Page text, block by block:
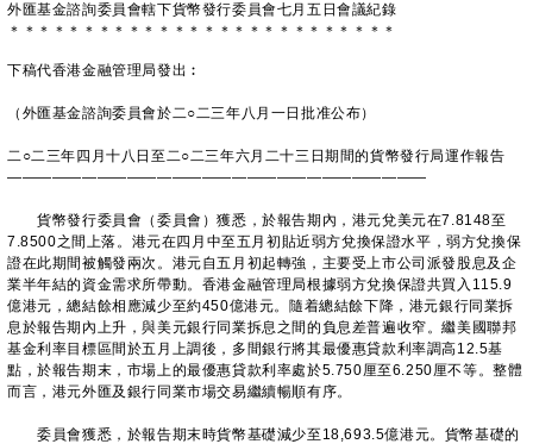
外匯基金諮詢委員會轄下貨幣發行委員會七月五日會議紀錄
＊ ＊ ＊ ＊ ＊ ＊ ＊ ＊ ＊ ＊ ＊ ＊ ＊ ＊ ＊ ＊ ＊ ＊ ＊ ＊ ＊ ＊ ＊ ＊ ＊ ＊
下稿代香港金融管理局發出︰
（外匯基金諮詢委員會於二○二三年八月一日批准公布）
二○二三年四月十八日至二○二三年六月二十三日期間的貨幣發行局運作報告
————————————————————————————
貨幣發行委員會（委員會）獲悉，於報告期內，港元兌美元在7.8148至
7.8500之間上落。港元在四月中至五月初貼近弱方兌換保證水平，弱方兌換保
證在此期間被觸發兩次。港元自五月初起轉強，主要受上市公司派發股息及企
業半年結的資金需求所帶動。香港金融管理局根據弱方兌換保證共買入115.9
億港元，總結餘相應減少至約450億港元。隨着總結餘下降，港元銀行同業拆
息於報告期內上升，與美元銀行同業拆息之間的負息差普遍收窄。繼美國聯邦
基金利率目標區間於五月上調後，多間銀行將其最優惠貸款利率調高12.5基
點，於報告期末，市場上的最優惠貸款利率處於5.750厘至6.250厘不等。整體
而言，港元外匯及銀行同業市場交易繼續暢順有序。
委員會獲悉，於報告期末時貨幣基礎減少至18,693.5億港元。貨幣基礎的